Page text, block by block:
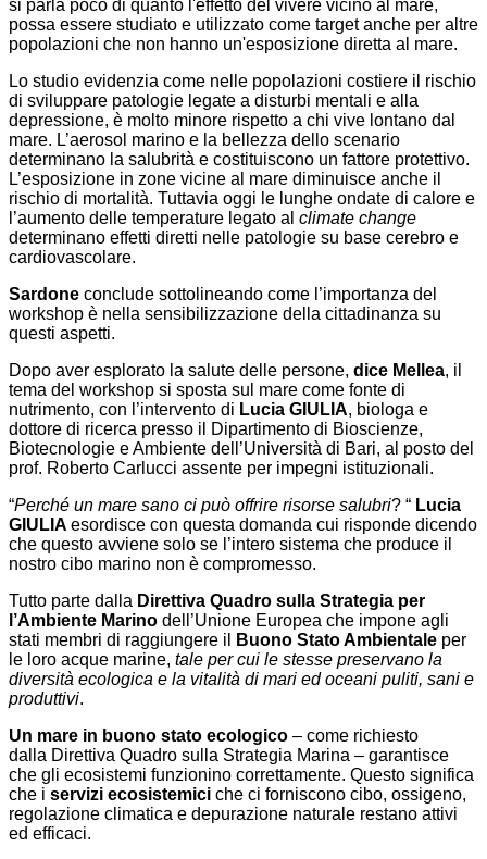
si parla poco di quanto l'effetto del vivere vicino al mare,
possa essere studiato e utilizzato come target anche per altre
popolazioni che non hanno un'esposizione diretta al mare.
Lo studio evidenzia come nelle popolazioni costiere il rischio
di sviluppare patologie legate a disturbi mentali e alla
depressione, è molto minore rispetto a chi vive lontano dal
mare. L’aerosol marino e la bellezza dello scenario
determinano la salubrità e costituiscono un fattore protettivo.
L’esposizione in zone vicine al mare diminuisce anche il
rischio di mortalità. Tuttavia oggi le lunghe ondate di calore e
l’aumento delle temperature legato al climate change
determinano effetti diretti nelle patologie su base cerebro e
cardiovascolare.
Sardone conclude sottolineando come l’importanza del
workshop è nella sensibilizzazione della cittadinanza su
questi aspetti.
Dopo aver esplorato la salute delle persone, dice Mellea, il
tema del workshop si sposta sul mare come fonte di
nutrimento, con l’intervento di Lucia GIULIA, biologa e
dottore di ricerca presso il Dipartimento di Bioscienze,
Biotecnologie e Ambiente dell’Università di Bari, al posto del
prof. Roberto Carlucci assente per impegni istituzionali.
“Perché un mare sano ci può offrire risorse salubri? “ Lucia
GIULIA esordisce con questa domanda cui risponde dicendo
che questo avviene solo se l’intero sistema che produce il
nostro cibo marino non è compromesso.
Tutto parte dalla Direttiva Quadro sulla Strategia per
l’Ambiente Marino dell’Unione Europea che impone agli
stati membri di raggiungere il
Buono Stato Ambientale per
le loro acque marine, tale per cui le stesse preservano la
diversità ecologica e la vitalità di mari ed oceani puliti, sani e
produttivi.
Un mare in buono stato ecologico – come richiesto
dalla Direttiva Quadro sulla Strategia Marina – garantisce
che gli ecosistemi funzionino correttamente. Questo significa
che i servizi ecosistemici che ci forniscono cibo, ossigeno,
regolazione climatica e depurazione naturale restano attivi
ed efficaci.